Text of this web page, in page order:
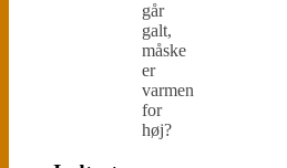
går
galt,
måske
er
varmen
for
høj?